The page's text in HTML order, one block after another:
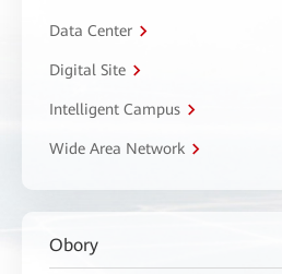
Data Center
Digital Site
Intelligent Campus
Wide Area Network
Obory